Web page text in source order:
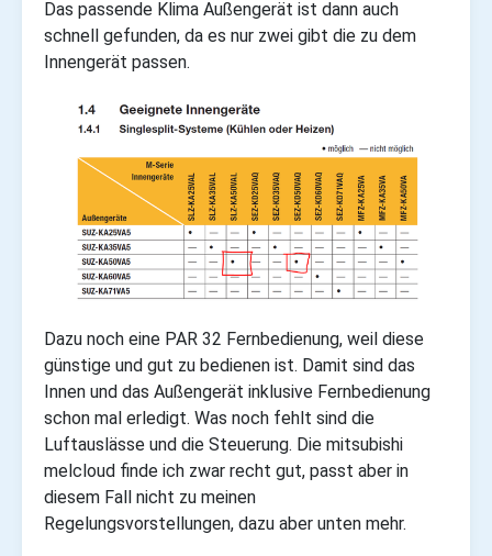
Das passende Klima Außengerät ist dann auch
schnell gefunden, da es nur zwei gibt die zu dem
Innengerät passen.
Dazu noch eine PAR 32 Fernbedienung, weil diese
günstige und gut zu bedienen ist. Damit sind das
Innen und das Außengerät inklusive Fernbedienung
schon mal erledigt. Was noch fehlt sind die
Luftauslässe und die Steuerung. Die mitsubishi
melcloud finde ich zwar recht gut, passt aber in
diesem Fall nicht zu meinen
Regelungsvorstellungen, dazu aber unten mehr.